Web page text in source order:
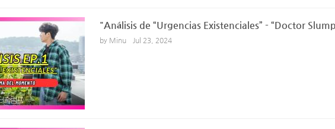
"Análisis de “Urgencias Existenciales” - “Doctor
by Minu Jul 23, 2024